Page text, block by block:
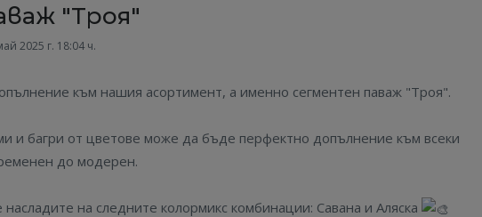
"Троя"
2025 г. 18:04 ч.
към нашия асортимент, а именно сегментен паваж "Троя".
и багри от цветове може да бъде перфектно допълнение към всеки
до модерен.
на следните колормикс комбинации: Савана и Аляска